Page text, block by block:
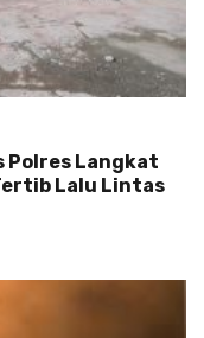
Polres Langkat
Lalu Lintas